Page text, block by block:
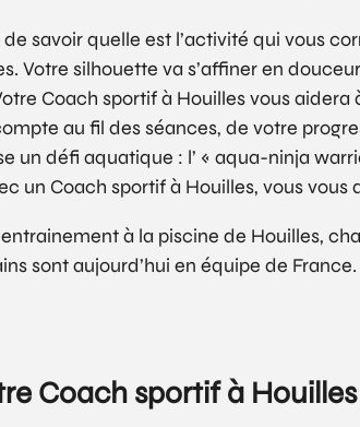
savoir quelle est l’activité qui vous
Votre silhouette va s’affiner en
Coach sportif à Houilles vous
au fil des séances, de votre
un défi aquatique : l’ « aqua-ninja
un Coach sportif à Houilles, vous
à la piscine de Houilles,
sont aujourd’hui en équipe de
Coach sportif à